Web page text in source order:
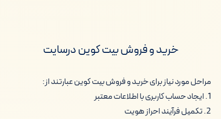
خرید و فروش بیت کوین درسایت
مراحل مورد نیاز برای خرید و فروش بیت کوین عبارتند از:
1. ایجاد حساب کاربری با اطلاعات معتبر
2. تکمیل فرآیند احراز هویت